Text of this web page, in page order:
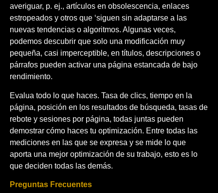
averiguar, p. ej., artículos en obsolescencia, enlaces
estropeados y otros que ‘siguen sin adaptarse a las
nuevas tendencias o algoritmos. Algunas veces,
podemos descubrir que solo una modificación muy
pequeña, casi imperceptible, en títulos, descripciones o
párrafos pueden activar una página estancada de bajo
rendimiento.
Evalua todo lo que haces. Tasa de clics, tiempo en la
página, posición en los resultados de búsqueda, tasas de
rebote y sesiones por página, todas juntas pueden
demostrar cómo haces tu optimización. Entre todas las
mediciones en las que se expresa y se mide lo que
aporta una mejor optimización de su trabajo, esto es lo
que deciden todas las demás.
Preguntas Frecuentes